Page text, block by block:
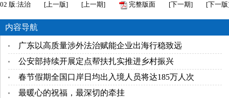
02 版:法治 [上一版] [上一期] 完整版面 [下一期] [下一版
内容导航
广东以高质量涉外法治赋能企业出海行稳致远
公安部持续开展定点帮扶扎实推进乡村振兴
春节假期全国口岸日均出入境人员将达185万人次
最暖心的祝福，最深切的牵挂